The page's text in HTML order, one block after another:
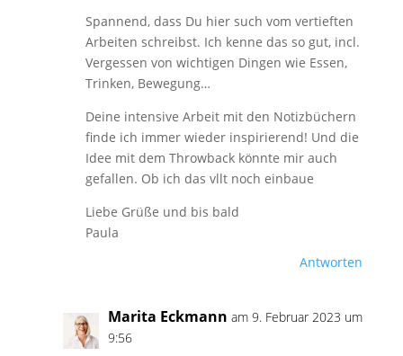
Spannend, dass Du hier such vom vertieften
Arbeiten schreibst. Ich kenne das so gut, incl.
Vergessen von wichtigen Dingen wie Essen,
Trinken, Bewegung…
Deine intensive Arbeit mit den Notizbüchern
finde ich immer wieder inspirierend! Und die
Idee mit dem Throwback könnte mir auch
gefallen. Ob ich das vllt noch einbaue
Liebe Grüße und bis bald
Paula
Antworten
Marita Eckmann am 9. Februar 2023 um
9:56